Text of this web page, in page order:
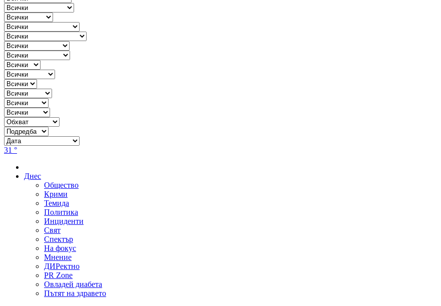
31 °
Днес
Общество
Крими
Темида
Политика
Инциденти
Свят
Спектър
На фокус
Мнение
ДИРектно
PR Zone
Овладей диабета
Пътят на здравето